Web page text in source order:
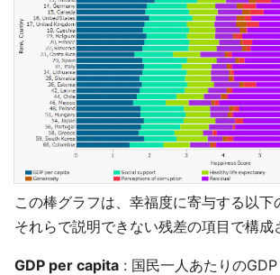
この棒グラフは、幸福度に寄与する以下
それらで説明できない残差の項目で構成
GDP per capita : 国民一人あたりのGDP